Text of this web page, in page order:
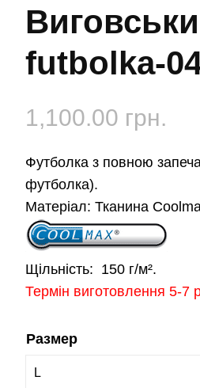
futbolka-
1,100.00 грн.
Футболка з повною
футболка).
Матеріал: Тканина
Щільність: 150 г/м².
Термін виготовлення 5-7
Размер